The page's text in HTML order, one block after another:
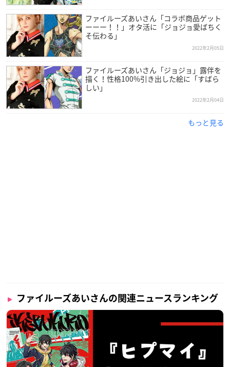
ファイルーズあいさん「コラボ商品ゲット
ーーー！！」オタ活に「ジョジョ愛ばちく
そ伝わる」
2022年2月05日
ファイルーズあいさん「ジョジョ」露伴を
描く！性格100%引き出した絵に「すばら
しい」
2022年2月04日
もっと見る
ファイルーズあいさんの関連ニュースランキング